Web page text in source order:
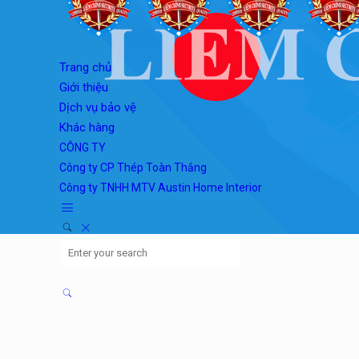
Trang chủ
Giới thiệu
Dịch vụ bảo vệ
Khác hàng
CÔNG TY
Công ty CP Thép Toàn Thắng
Công ty TNHH MTV Austin Home Interior